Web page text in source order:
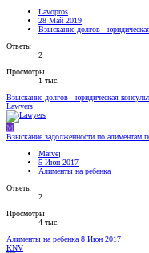
Lavopros
28 Май 2019
Взыскание долгов -
Ответы
2
Просмотры
1 тыс.
Взыскание долгов - юридическая
Lawyers
M
Взыскание задолженности по алиментам
Matvej
5 Июн 2017
Алименты на ребенка
Ответы
2
Просмотры
4 тыс.
Алименты на ребенка 8 Июн 2017
KNV